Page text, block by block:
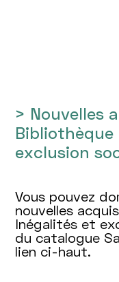
> Nouvelles
exclusion
Vous pouvez
nouvelles
Inégalités et
du catalogue
lien ci-haut.